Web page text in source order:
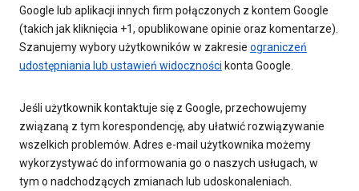
Google lub aplikacji innych firm połączonych z kontem Google
(takich jak kliknięcia +1, opublikowane opinie oraz komentarze).
Szanujemy wybory użytkowników w zakresie ograniczeń
udostępniania lub ustawień widoczności konta Google.
Jeśli użytkownik kontaktuje się z Google, przechowujemy
związaną z tym korespondencję, aby ułatwić rozwiązywanie
wszelkich problemów. Adres e-mail użytkownika możemy
wykorzystywać do informowania go o naszych usługach, w
tym o nadchodzących zmianach lub udoskonaleniach.